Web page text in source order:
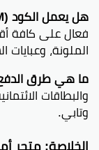
هل يعمل الكود (RM) على العبايات الملونة؟
فعال على كافة
الملونة، وعبايات
ما هي طرق الدفع
والبطاقات
وتابي.